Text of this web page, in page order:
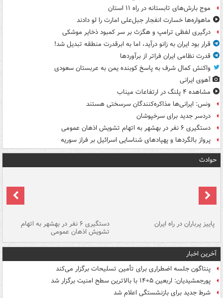
موج بارش‌های تابستانه در راه ۱۱ استان
ماهواره‌ها خسارت انفجار جبل‌علی امارت را لو دادند
درگیری لفظی ترامپ و هگزث بر سر کمبود ذخایر موشکی
قرار بود ایران به زانو درآید، اما به ابرقدرت منطقه تبدیل شد!
قدرت نظامی ایران فراتر از برآوردها
واکنش کمال شرف به پاسخ کوبنده یمن به عربستان سعودی
آهوی ایرانی
مشاهده ۴ پلنگ در ارتفاعات میناب
ونس: ایرانی‌ها مذاکره‌کنندگان سرسختی هستند
دردسر جدید برای سرخپوشان
دستگیری ۶ نفر در بهشهر به اتهام تشویش اذهان عمومی
پرواز بالگردها و پهپادهای شناسایی اسرائیل بر فراز سوریه
حوادث
پاییز پرباران در راه ایران دستگیری ۶ نفر در بهشهر به اتهام
تشویش اذهان عمومی
آخرین اخبار
پنتاگون جلسه اضطراری برای تأمین تسلیحات برگزار می‌کند
پورجمشیدیان: اربعین ۱۴۰۵ با بالاترین سطح امنیت برگزار شد
شرط جدید برای بازنشستگی اعلام شد